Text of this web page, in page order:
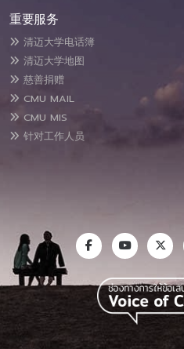
重要服务
清迈大学电话簿
清迈大学地图
慈善捐赠
CMU MAIL
CMU MIS
针对工作人员